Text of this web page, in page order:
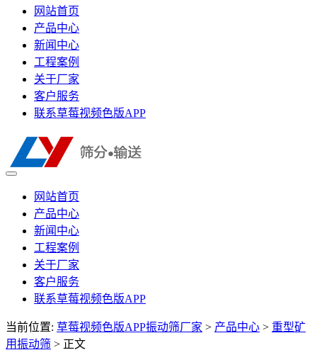
网站首页
产品中心
新闻中心
工程案例
关于厂家
客户服务
联系草莓视频色版APP
网站首页
产品中心
新闻中心
工程案例
关于厂家
客户服务
联系草莓视频色版APP
当前位置: 草莓视频色版APP振动筛厂家 > 产品中心 > 重型矿
用振动筛 > 正文